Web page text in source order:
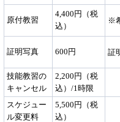
原付教習
4,400円（税
込）
※
証明写真 600円 証
技能教習の
キャンセル
2,200円（税
込）/1時限
スケジュー
ル変更料
5,500円（税
込）